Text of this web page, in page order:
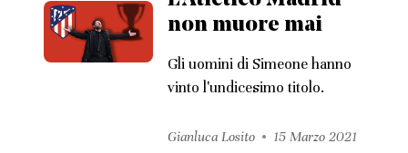
non muore mai
Gli uomini di Simeone hanno
vinto l'undicesimo titolo.
Gianluca Losito 15 Marzo 2021